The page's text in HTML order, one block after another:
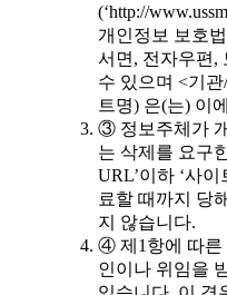
(‘http://
개인정보 보호
서면, 전자우편,
수 있으며 <기관
트명) 은(는) 이
③ 정보주체가
는 삭제를 요구
URL’이하 ‘사
료할 때까지 당
지 않습니다.
④ 제1항에 따른
인이나 위임을